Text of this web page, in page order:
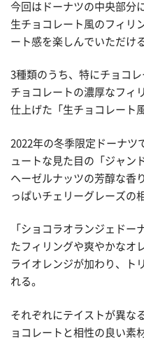
今回はドーナツの中央部分
生チョコレート風のフィリ
ート感を楽しんでいただけ
3種類のうち、特にチョコ
チョコレートの濃厚なフィ
仕上げた「生チョコレート
2022年の冬季限定ドーナツ
ュートな見た目の「ジャン
ヘーゼルナッツの芳醇な香
っぱいチェリーグレーズの
「ショコラオランジェドー
たフィリングや爽やかなオ
ライオレンジが加わり、ト
れる。
それぞれにテイストが異な
ョコレートと相性の良い素